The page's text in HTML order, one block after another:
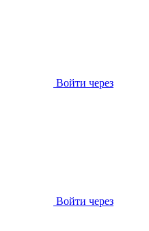
Войти через
Войти через